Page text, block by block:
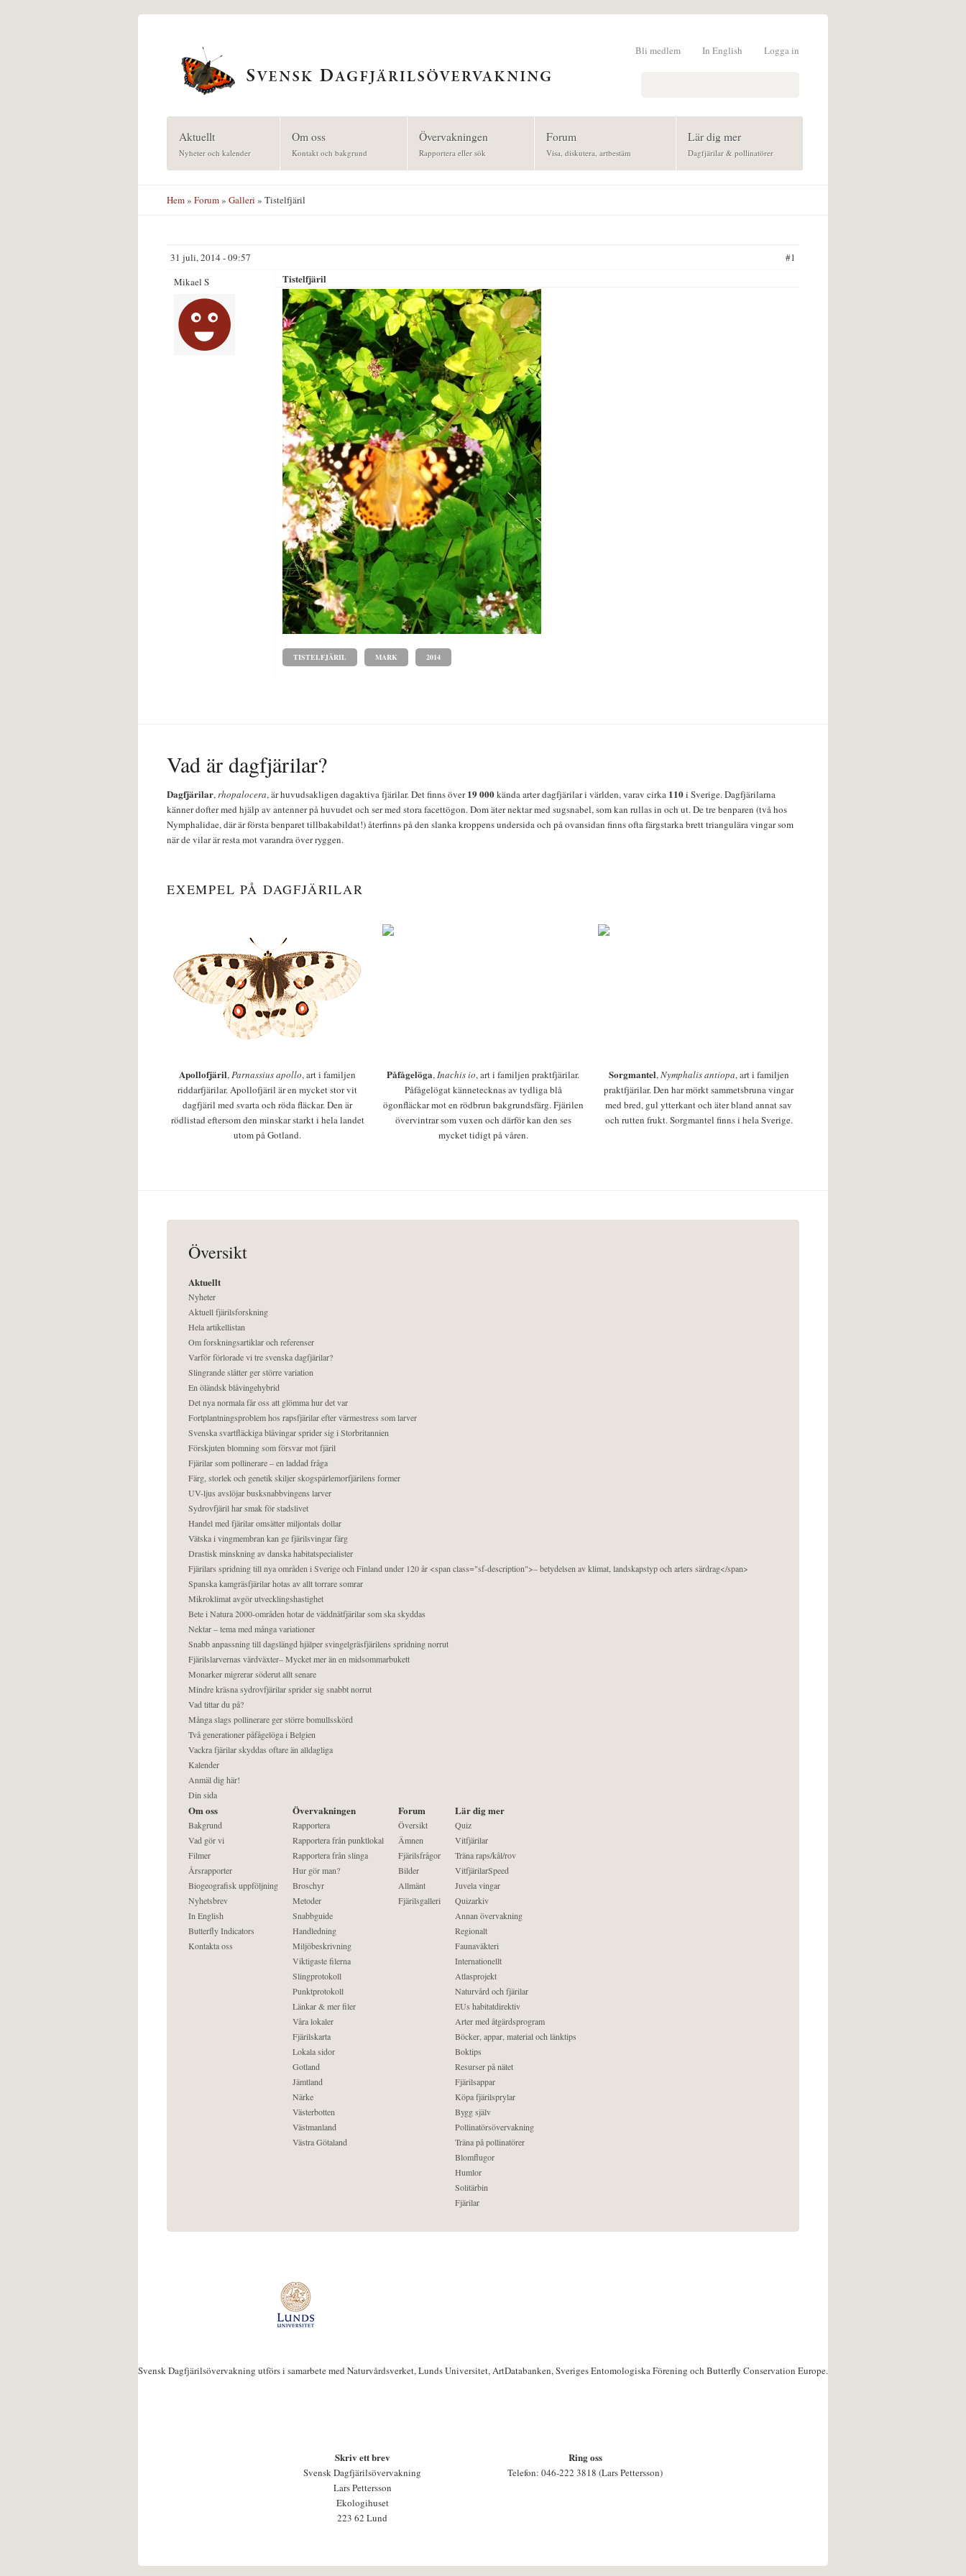
Logga in
In English
Bli medlem
Aktuellt
Nyheter och kalender
Om oss
Kontakt och bakgrund
Övervakningen
Rapportera eller sök
Forum
Visa, diskutera, artbestäm
Lär dig mer
Dagfjärilar & pollinatörer
Hem» Forum» Galleri » Tistelfjäril
31 juli, 2014 - 09:57
#1
Mikael S
Tistelfjäril
TISTELFJÄRIL MARK 2014
Vad är dagfjärilar?
Dagfjärilar,rhopalocera, är huvudsakligen dagaktiva fjärilar. Det finns över19 000kända arter dagfjärilar i världen, varav cirka 110i Sverige. Dagfjärilarna
känner dofter med hjälp av antenner på huvudet och ser med stora facettögon. Dom äter nektar med sugsnabel, som kan rullas in och ut. De tre benparen (två hos
Nymphalidae, där är första benparet tillbakabildat!) återfinns på den slanka kroppens undersida och på ovansidan finns ofta färgstarka brett triangulära vingar som
när de vilar är resta mot varandra över ryggen.
EXEMPEL PÅ DAGFJÄRILAR
Apollofjäril,Parnassius apollo, art i familjen
riddarfjärilar. Apollofjäril är en mycket stor vit
dagfjäril med svarta och röda fläckar. Den är
rödlistad eftersom den minskar starkt i hela landet
utom på Gotland.
Påfågelöga,Inachis io, art i familjen praktfjärilar.
Påfågelögat kännetecknas av tydliga blå
ögonfläckar mot en rödbrun bakgrundsfärg. Fjärilen
övervintrar som vuxen och därför kan den ses
mycket tidigt på våren.
Sorgmantel,Nymphalis antiopa, art i familjen
praktfjärilar. Den har mörkt sammetsbruna vingar
med bred, gul ytterkant och äter bland annat sav
och rutten frukt. Sorgmantel finns i hela Sverige.
Översikt
Aktuellt
Nyheter
Aktuell fjärilsforskning
Hela artikellistan
Om forskningsartiklar och referenser
Varför förlorade vi tre svenska dagfjärilar?
Slingrande slåtter ger större variation
En öländsk blåvingehybrid
Det nya normala får oss att glömma hur det var
Fortplantningsproblem hos rapsfjärilar efter värmestress som larver
Svenska svartfläckiga blåvingar sprider sig i Storbritannien
Förskjuten blomning som försvar mot fjäril
Fjärilar som pollinerare – en laddad fråga
Färg, storlek och genetik skiljer skogspärlemorfjärilens former
UV-ljus avslöjar busksnabbvingens larver
Sydrovfjäril har smak för stadslivet
Handel med fjärilar omsätter miljontals dollar
Vätska i vingmembran kan ge fjärilsvingar färg
Drastisk minskning av danska habitatspecialister
Fjärilars spridning till nya områden i Sverige och Finland under 120 år <span class="sf-description">– betydelsen av klimat, landskapstyp och arters särdrag</span>
Spanska kamgräsfjärilar hotas av allt torrare somrar
Mikroklimat avgör utvecklingshastighet
Bete i Natura 2000-områden hotar de väddnätfjärilar som ska skyddas
Nektar – tema med många variationer
Snabb anpassning till dagslängd hjälper svingelgräsfjärilens spridning norrut
Fjärilslarvernas värdväxter– Mycket mer än en midsommarbukett
Monarker migrerar söderut allt senare
Mindre kräsna sydrovfjärilar sprider sig snabbt norrut
Vad tittar du på?
Många slags pollinerare ger större bomullsskörd
Två generationer påfågelöga i Belgien
Vackra fjärilar skyddas oftare än alldagliga
Kalender
Anmäl dig här!
Din sida
Om oss
Bakgrund
Vad gör vi
Filmer
Årsrapporter
Biogeografisk uppföljning
Nyhetsbrev
In English
Butterfly Indicators
Kontakta oss
Övervakningen
Rapportera
Rapportera från punktlokal
Rapportera från slinga
Hur gör man?
Broschyr
Metoder
Snabbguide
Handledning
Miljöbeskrivning
Viktigaste filerna
Slingprotokoll
Punktprotokoll
Länkar & mer filer
Våra lokaler
Fjärilskarta
Lokala sidor
Gotland
Jämtland
Närke
Västerbotten
Västmanland
Västra Götaland
Forum
Översikt
Ämnen
Fjärilsfrågor
Bilder
Allmänt
Fjärilsgalleri
Lär dig mer
Quiz
Vitfjärilar
Träna raps/kål/rov
VitfjärilarSpeed
Juvela vingar
Quizarkiv
Annan övervakning
Regionalt
Faunaväkteri
Internationellt
Atlasprojekt
Naturvård och fjärilar
EUs habitatdirektiv
Arter med åtgärdsprogram
Böcker, appar, material och länktips
Boktips
Resurser på nätet
Fjärilsappar
Köpa fjärilsprylar
Bygg själv
Pollinatörsövervakning
Träna på pollinatörer
Blomflugor
Humlor
Solitärbin
Fjärilar
Svensk Dagfjärilsövervakning utförs i samarbete med Naturvårdsverket, Lunds Universitet, ArtDatabanken, Sveriges Entomologiska Förening och Butterfly Conservation Europe.
Skriv ett brev
Svensk Dagfjärilsövervakning
Lars Pettersson
Ekologihuset
223 62 Lund
Ring oss
Telefon: 046-222 3818 (Lars Pettersson)